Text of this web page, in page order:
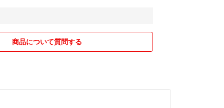
商品について質問する